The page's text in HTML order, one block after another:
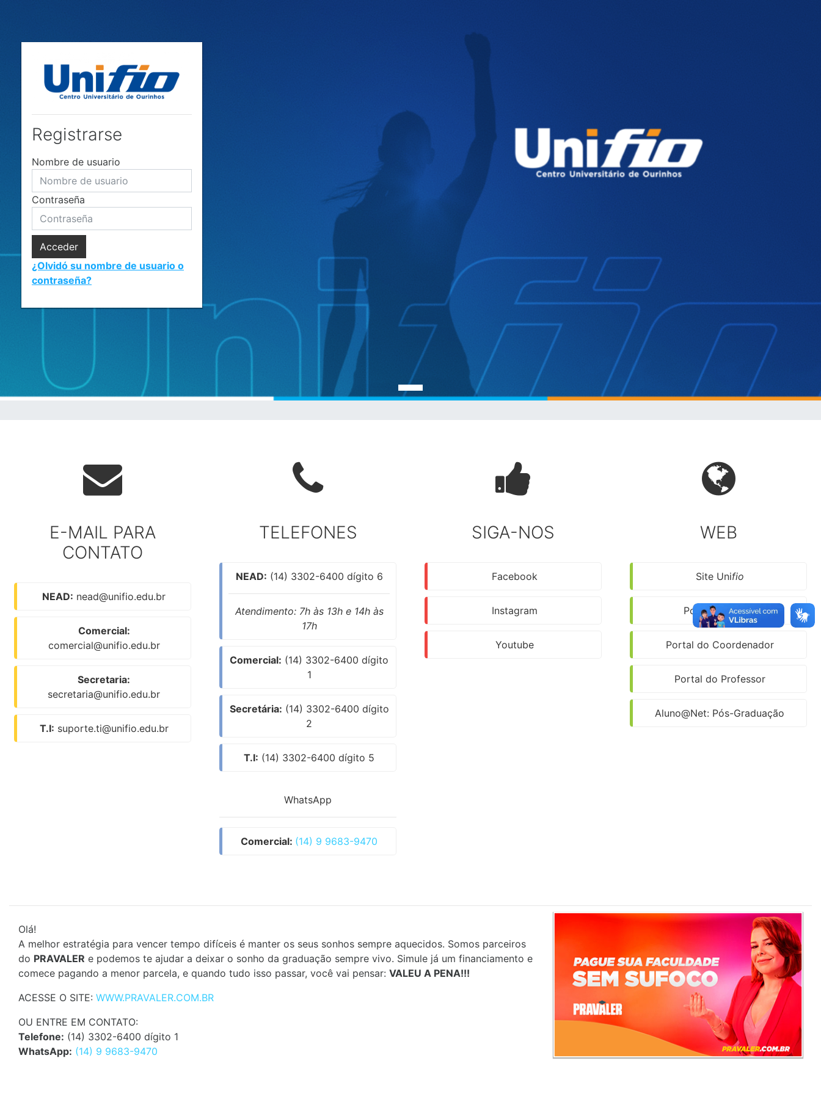
Registrarse
Nombre de usuario
Contraseña
Acceder
¿Olvidó su nombre de usuario o
contraseña?
E-MAIL PARA
CONTATO
NEAD: nead@unifio.edu.br
Comercial:
comercial@unifio.edu.br
Secretaria:
secretaria@unifio.edu.br
T.I: suporte.ti@unifio.edu.br
TELEFONES
NEAD: (14) 3302-6400 dígito 6
Atendimento: 7h às 13h e 14h às
17h
Comercial: (14) 3302-6400 dígito
1
Secretária: (14) 3302-6400 dígito
2
T.I: (14) 3302-6400 dígito 5
WhatsApp
Comercial: (14) 9 9683-9470
SIGA-NOS
Facebook
Instagram
Youtube
WEB
Site Unifio
Portal do Aluno
Portal do Coordenador
Portal do Professor
Aluno@Net: Pós-Graduação
Olá!
A melhor estratégia para vencer tempo difíceis é manter os seus sonhos sempre aquecidos. Somos parceiros
do PRAVALER e podemos te ajudar a deixar o sonho da graduação sempre vivo. Simule já um financiamento e
comece pagando a menor parcela, e quando tudo isso passar, você vai pensar: VALEU A PENA!!!
ACESSE O SITE: WWW.PRAVALER.COM.BR
OU ENTRE EM CONTATO:
Telefone: (14) 3302-6400 dígito 1
WhatsApp: (14) 9 9683-9470